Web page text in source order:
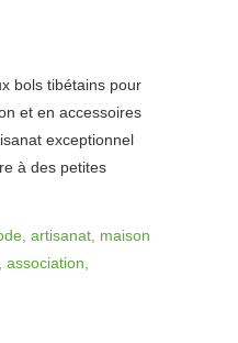
bols tibétains pour
et en accessoires
exceptionnel
à des petites
artisanat, maison